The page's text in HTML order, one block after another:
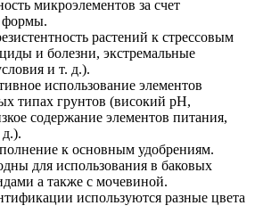
микроэлементов за счет
формы.
растений к стрессовым
и болезни, экстремальные
и т. д.).
использование элементов
типах грунтов (високий pH,
содержание элементов питания,
к основным удобрениям.
для использования в баковых
а также с мочевиной.
используются разные цвета